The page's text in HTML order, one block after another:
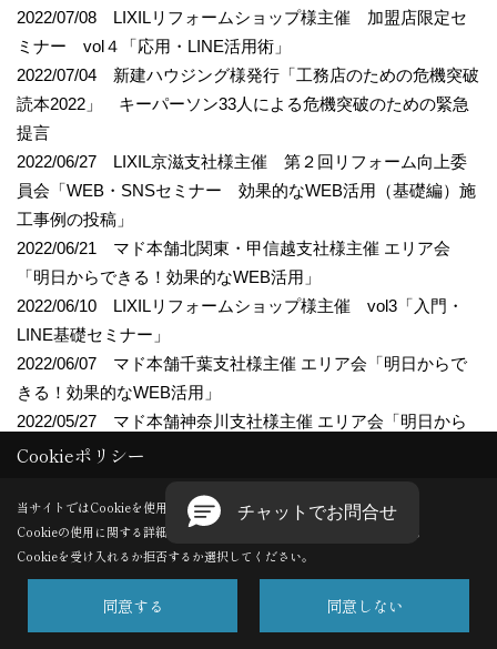
2022/07/08 LIXILリフォームショップ様主催 加盟店限定セ
ミナー vol４「応用・LINE活用術」
2022/07/04 新建ハウジング様発行「工務店のための危機突破
読本2022」 キーパーソン33人による危機突破のための緊急
提言
2022/06/27 LIXIL京滋支社様主催 第２回リフォーム向上委
員会「WEB・SNSセミナー 効果的なWEB活用（基礎編）施
工事例の投稿」
2022/06/21 マド本舗北関東・甲信越支社様主催 エリア会
「明日からできる！効果的なWEB活用」
2022/06/10 LIXILリフォームショップ様主催 vol3「入門・
LINE基礎セミナー」
2022/06/07 マド本舗千葉支社様主催 エリア会「明日からで
きる！効果的なWEB活用」
2022/05/27 マド本舗神奈川支社様主催 エリア会「明日から
できる！効果的なWEB活用」
2022/05/26 マド本舗東北支社様主催 エリア会「検索での評
判を上げ、エリアNo.1を見える化する！」
2022/05/24 青柳陶建様主催 vol３「WEB・SNS活用セミナ
ー vol３」
Cookieポリシー
当サイトではCookieを使用します。
Cookieの使用に関する詳細は 「プライバシーポリシー
」をご覧ください。
Cookieを受け入れるか拒否するか選択してください。
同意する 同意しない